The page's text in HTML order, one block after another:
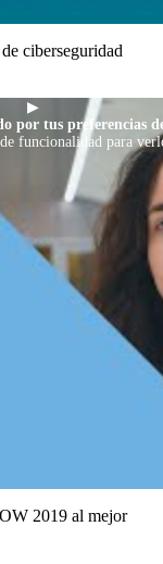
ciberseguridad
▶
por tus preferencias
funcionalidad para
2019 al mejor